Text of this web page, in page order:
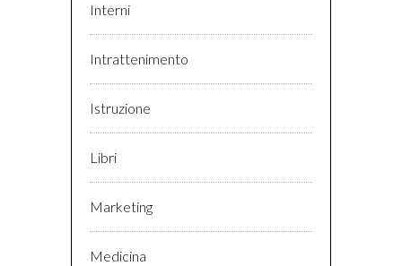
Interni
Intrattenimento
Istruzione
Libri
Marketing
Medicina